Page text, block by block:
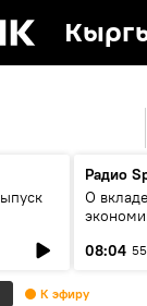
Радио
О
08:04
К эфиру